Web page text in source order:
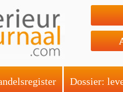
Dossier: